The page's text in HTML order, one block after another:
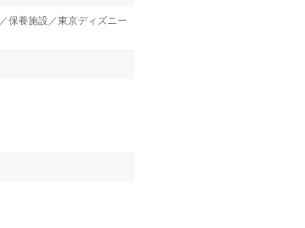
保養施設／東京ディズニー